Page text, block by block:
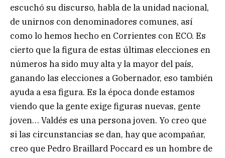
escuchó su discurso, habla de la unidad nacional,
de unirnos con denominadores comunes, así
como lo hemos hecho en Corrientes con ECO. Es
cierto que la figura de estas últimas elecciones en
números ha sido muy alta y la mayor del país,
ganando las elecciones a Gobernador, eso también
ayuda a esa figura. Es la época donde estamos
viendo que la gente exige figuras nuevas, gente
joven… Valdés es una persona joven. Yo creo que
si las circunstancias se dan, hay que acompañar,
creo que Pedro Braillard Poccard es un hombre de